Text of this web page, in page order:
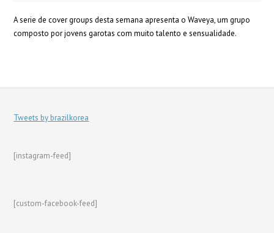
A serie de cover groups desta semana apresenta o Waveya, um grupo
composto por jovens garotas com muito talento e sensualidade.
Tweets by brazilkorea
[instagram-feed]
[custom-facebook-feed]